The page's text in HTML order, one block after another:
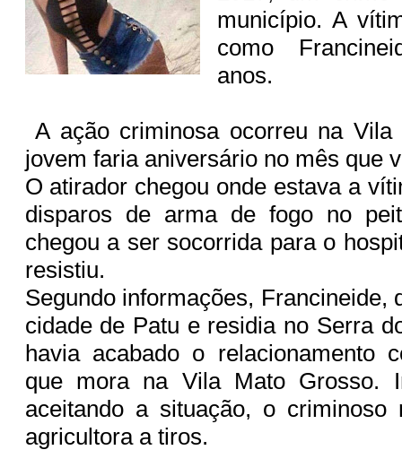
município. A
como
anos.
A ação criminosa ocorreu na Vila
jovem faria aniversário no mês que
O atirador chegou onde estava a
disparos de arma de fogo no
chegou a ser socorrida para o
resistiu.
Segundo informações, Francineide,
cidade de Patu e residia no Serra
havia acabado o relacionamento
que mora na Vila Mato Grosso.
aceitando a situação, o criminoso
agricultora a tiros.